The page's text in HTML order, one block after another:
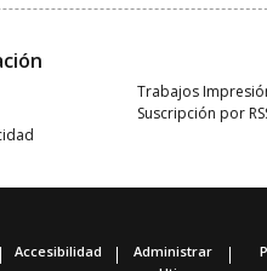
Trabajos
Suscripción por
Accesibilidad
Administrar